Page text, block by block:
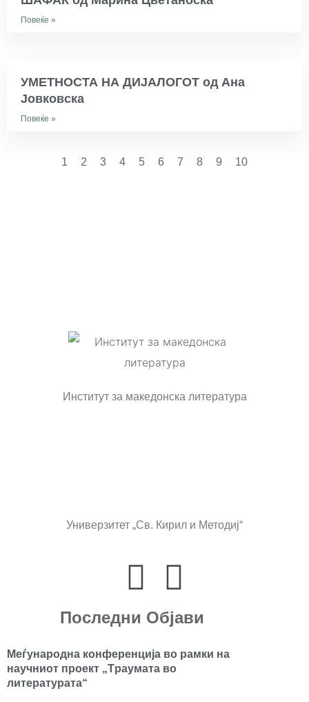
Повеќе »
УМЕТНОСТА НА ДИЈАЛОГОТ од Ана
Јовковска
Повеќе »
1 2 3 4 5 6 7 8 9 10
Институт за македонска литература
Универзитет „Св. Кирил и Методиј“
Последни Објави
Mеѓународна конференција во рамки на
научниот проект „Tраумата во
литературата“